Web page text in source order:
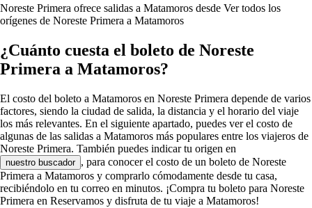
Noreste Primera ofrece salidas a Matamoros desde Ver todos los
orígenes de Noreste Primera a Matamoros
¿Cuánto cuesta el boleto de Noreste
Primera a Matamoros?
El costo del boleto a Matamoros en Noreste Primera depende de varios
factores, siendo la ciudad de salida, la distancia y el horario del viaje
los más relevantes. En el siguiente apartado, puedes ver el costo de
algunas de las salidas a Matamoros más populares entre los viajeros de
Noreste Primera. También puedes indicar tu origen en
nuestro buscador , para conocer el costo de un boleto de Noreste
Primera a Matamoros y comprarlo cómodamente desde tu casa,
recibiéndolo en tu correo en minutos. ¡Compra tu boleto para Noreste
Primera en Reservamos y disfruta de tu viaje a Matamoros!